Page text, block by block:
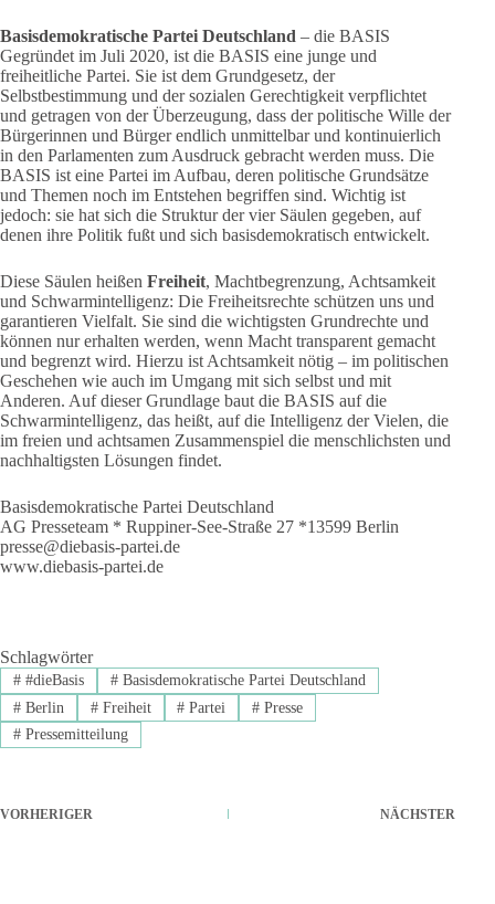
Basisdemokratische Partei Deutschland – die BASIS
Gegründet im Juli 2020, ist die BASIS eine junge und
freiheitliche Partei. Sie ist dem Grundgesetz, der
Selbstbestimmung und der sozialen Gerechtigkeit verpflichtet
und getragen von der Überzeugung, dass der politische Wille der
Bürgerinnen und Bürger endlich unmittelbar und kontinuierlich
in den Parlamenten zum Ausdruck gebracht werden muss. Die
BASIS ist eine Partei im Aufbau, deren politische Grundsätze
und Themen noch im Entstehen begriffen sind. Wichtig ist
jedoch: sie hat sich die Struktur der vier Säulen gegeben, auf
denen ihre Politik fußt und sich basisdemokratisch entwickelt.
Diese Säulen heißen Freiheit, Machtbegrenzung, Achtsamkeit
und Schwarmintelligenz: Die Freiheitsrechte schützen uns und
garantieren Vielfalt. Sie sind die wichtigsten Grundrechte und
können nur erhalten werden, wenn Macht transparent gemacht
und begrenzt wird. Hierzu ist Achtsamkeit nötig – im politischen
Geschehen wie auch im Umgang mit sich selbst und mit
Anderen. Auf dieser Grundlage baut die BASIS auf die
Schwarmintelligenz, das heißt, auf die Intelligenz der Vielen, die
im freien und achtsamen Zusammenspiel die menschlichsten und
nachhaltigsten Lösungen findet.
Basisdemokratische Partei Deutschland
AG Presseteam * Ruppiner-See-Straße 27 *13599 Berlin
presse@diebasis-partei.de
www.diebasis-partei.de
Schlagwörter
##dieBasis #Basisdemokratische Partei Deutschland
#Berlin #Freiheit # Partei # Presse
#Pressemitteilung
VORHERIGER NÄCHSTER